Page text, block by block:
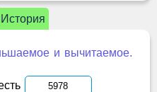
История
и вычитаемое.